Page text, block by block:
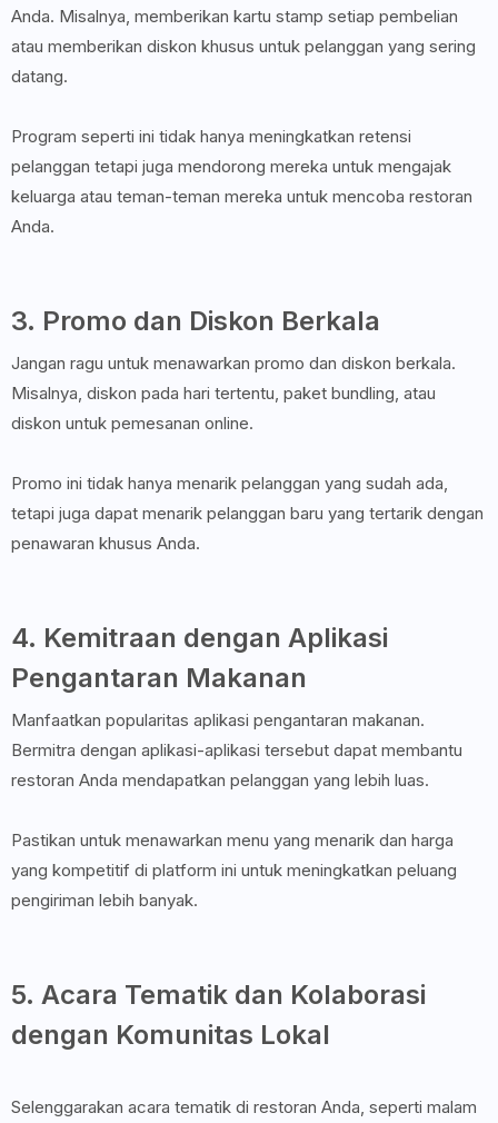
Anda. Misalnya, memberikan kartu stamp setiap pembelian
atau memberikan diskon khusus untuk pelanggan yang sering
datang.
Program seperti ini tidak hanya meningkatkan retensi
pelanggan tetapi juga mendorong mereka untuk mengajak
keluarga atau teman-teman mereka untuk mencoba restoran
Anda.
3. Promo dan Diskon Berkala
Jangan ragu untuk menawarkan promo dan diskon berkala.
Misalnya, diskon pada hari tertentu, paket bundling, atau
diskon untuk pemesanan online.
Promo ini tidak hanya menarik pelanggan yang sudah ada,
tetapi juga dapat menarik pelanggan baru yang tertarik dengan
penawaran khusus Anda.
4. Kemitraan dengan Aplikasi
Pengantaran Makanan
Manfaatkan popularitas aplikasi pengantaran makanan.
Bermitra dengan aplikasi-aplikasi tersebut dapat membantu
restoran Anda mendapatkan pelanggan yang lebih luas.
Pastikan untuk menawarkan menu yang menarik dan harga
yang kompetitif di platform ini untuk meningkatkan peluang
pengiriman lebih banyak.
5. Acara Tematik dan Kolaborasi
dengan Komunitas Lokal
Selenggarakan acara tematik di restoran Anda, seperti malam